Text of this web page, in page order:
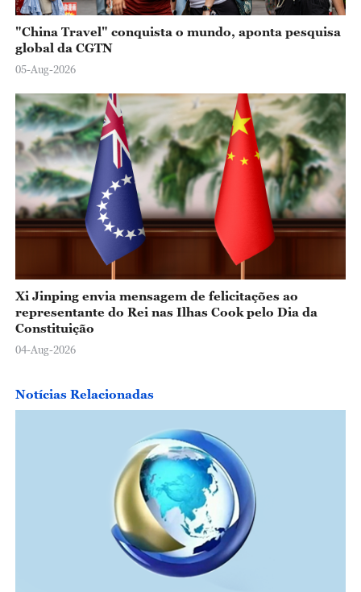
"China Travel" conquista o mundo, aponta pesquisa
global da CGTN
05-Aug-2026
Xi Jinping envia mensagem de felicitações ao
representante do Rei nas Ilhas Cook pelo Dia da
Constituição
04-Aug-2026
Notícias Relacionadas